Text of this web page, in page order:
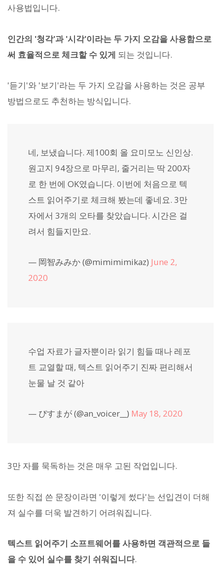
사용법입니다.
인간의 '청각'과 '시각'이라는 두 가지 오감을 사용함으로
써 효율적으로 체크할 수 있게 되는 것입니다.
'듣기'와 '보기'라는 두 가지 오감을 사용하는 것은 공부
방법으로도 추천하는 방식입니다.
네, 보냈습니다. 제100회 올 요미모노 신인상.
원고지 94장으로 마무리, 줄거리는 딱 200자
로 한 번에 OK였습니다. 이번에 처음으로 텍
스트 읽어주기로 체크해 봤는데 좋네요. 3만
자에서 3개의 오타를 찾았습니다. 시간은 걸
려서 힘들지만요.
— 岡智みみか (@mimimimikaz) June 2,
2020
수업 자료가 글자뿐이라 읽기 힘들 때나 레포
트 교열할 때, 텍스트 읽어주기 진짜 편리해서
눈물 날 것 같아
— ぴすまが (@an_voicer__) May 18, 2020
3만 자를 묵독하는 것은 매우 고된 작업입니다.
또한 직접 쓴 문장이라면 '이렇게 썼다'는 선입견이 더해
져 실수를 더욱 발견하기 어려워집니다.
텍스트 읽어주기 소프트웨어를 사용하면 객관적으로 들
을 수 있어 실수를 찾기 쉬워집니다.